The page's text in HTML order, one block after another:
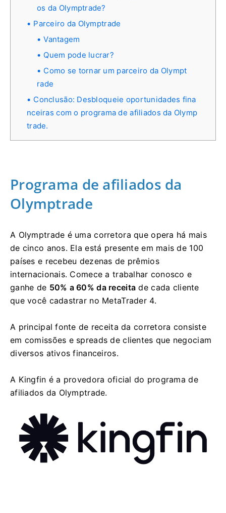
os da Olymptrade?
Parceiro da Olymptrade
Vantagem
Quem pode lucrar?
Como se tornar um parceiro da Olympt
rade
Conclusão: Desbloqueie oportunidades fina
nceiras com o programa de afiliados da Olymp
trade.
Programa de afiliados da
Olymptrade
A Olymptrade é uma corretora que opera há mais
de cinco anos. Ela está presente em mais de 100
países e recebeu dezenas de prêmios
internacionais. Comece a trabalhar conosco e
ganhe de 50% a 60% da receita de cada cliente
que você cadastrar no MetaTrader 4.
A principal fonte de receita da corretora consiste
em comissões e spreads de clientes que negociam
diversos ativos financeiros.
A Kingfin é a provedora oficial do programa de
afiliados da Olymptrade.